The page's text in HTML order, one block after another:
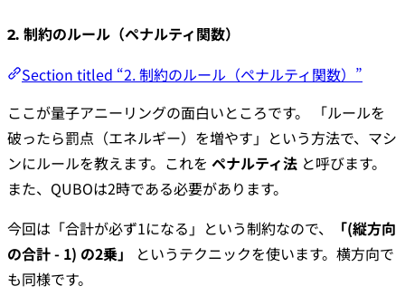
2. 制約のルール（ペナルティ関数）
Section titled “2. 制約のルール（ペナルティ関数）”
ここが量子アニーリングの面白いところです。 「ルールを
破ったら罰点（エネルギー）を増やす」という方法で、マシ
ンにルールを教えます。これを ペナルティ法 と呼びます。
また、QUBOは2時である必要があります。
今回は「合計が必ず1になる」という制約なので、
「(縦方向
の合計 - 1) の2乗」
というテクニックを使います。横方向で
も同様です。